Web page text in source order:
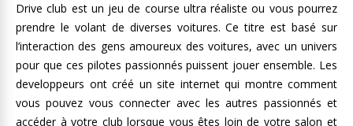
Drive club est un jeu de course ultra réaliste ou vous pourrez
prendre le volant de diverses voitures. Ce titre est basé sur
l’interaction des gens amoureux des voitures, avec un univers
pour que ces pilotes passionnés puissent jouer ensemble. Les
developpeurs ont créé un site internet qui montre comment
vous pouvez vous connecter avec les autres passionnés et
accéder à votre club lorsque vous êtes loin de votre salon et